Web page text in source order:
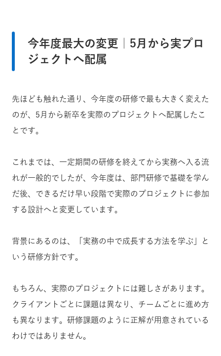
今年度最大の変更｜5月から実プロ
ジェクトへ配属
先ほども触れた通り、今年度の研修で最も大きく変えた
のが、5月から新卒を実際のプロジェクトへ配属したこ
とです。
これまでは、一定期間の研修を終えてから実務へ入る流
れが一般的でしたが、今年度は、部門研修で基礎を学ん
だ後、できるだけ早い段階で実際のプロジェクトに参加
する設計へと変更しています。
背景にあるのは、「実務の中で成長する方法を学ぶ」と
いう研修方針です。
もちろん、実際のプロジェクトには難しさがあります。
クライアントごとに課題は異なり、チームごとに進め方
も異なります。研修課題のように正解が用意されている
わけではありません。